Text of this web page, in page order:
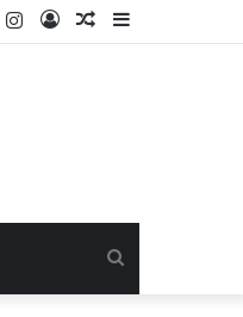
Random
Log
Instagram
YouTube